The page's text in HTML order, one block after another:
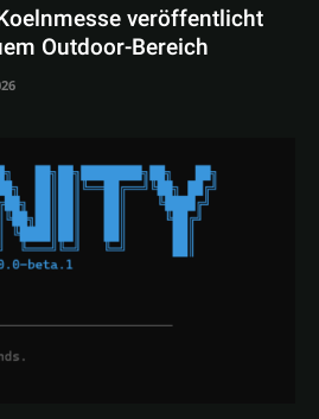
veröffentlicht
Outdoor-Bereich